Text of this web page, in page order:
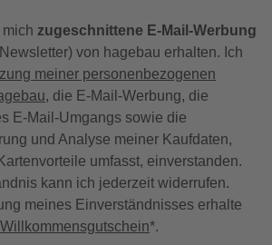
mich zugeschnittene E-Mail-Werbung
von hagebau erhalten. Ich
meiner personenbezogenen
, die E-Mail-Werbung, die
E-Mail-Umgangs sowie die
und Analyse meiner Kaufdaten,
umfasst, einverstanden.
kann ich jederzeit widerrufen.
meines Einverständnisses erhalte
*.